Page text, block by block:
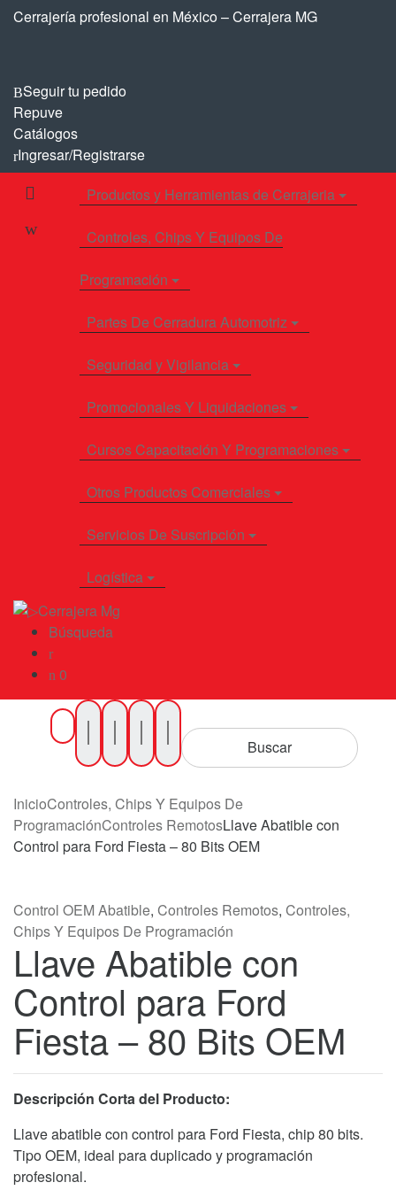
Saltar
Saltar
Cerrajería profesional en México – Cerrajera MG
Seguir tu pedido
Repuve
Catálogos
Ingresar/Registrarse
Productos y Herramientas de Cerrajeria
Controles, Chips Y Equipos De
Programación
Partes De Cerradura Automotriz
Seguridad y Vigilancia
Promocionales Y Liquidaciones
Cursos Capacitación Y Programaciones
Otros Productos Comerciales
Servicios De Suscripción
Logística
Búsqueda
0
Buscar
por
Productos
Buscar
InicioControles, Chips Y Equipos De
ProgramaciónControles RemotosLlave Abatible con
Control para Ford Fiesta – 80 Bits OEM
Control OEM Abatible, Controles Remotos, Controles,
Chips Y Equipos De Programación
Llave Abatible con
Control para Ford
Fiesta – 80 Bits OEM
Descripción Corta del Producto:
Llave abatible con control para Ford Fiesta, chip 80 bits.
Tipo OEM, ideal para duplicado y programación
profesional.